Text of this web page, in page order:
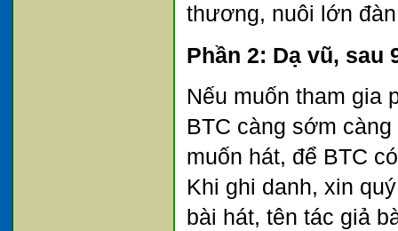
thương, nuôi lớn
Phần 2: Dạ vũ, sau
Nếu muốn tham gia
BTC càng sớm
muốn hát, để BTC
Khi ghi danh, xin
bài hát, tên tác giả